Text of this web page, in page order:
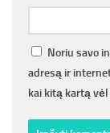
Noriu savo
adresą ir
kai kitą kartą